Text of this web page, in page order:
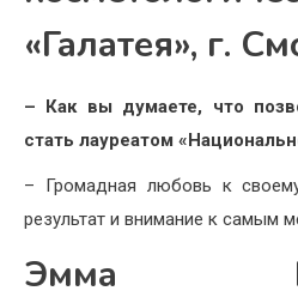
«Галатея», г.
– Как вы думаете, что
стать лауреатом
– Громадная любовь к
результат и внимание к самым
Эмма